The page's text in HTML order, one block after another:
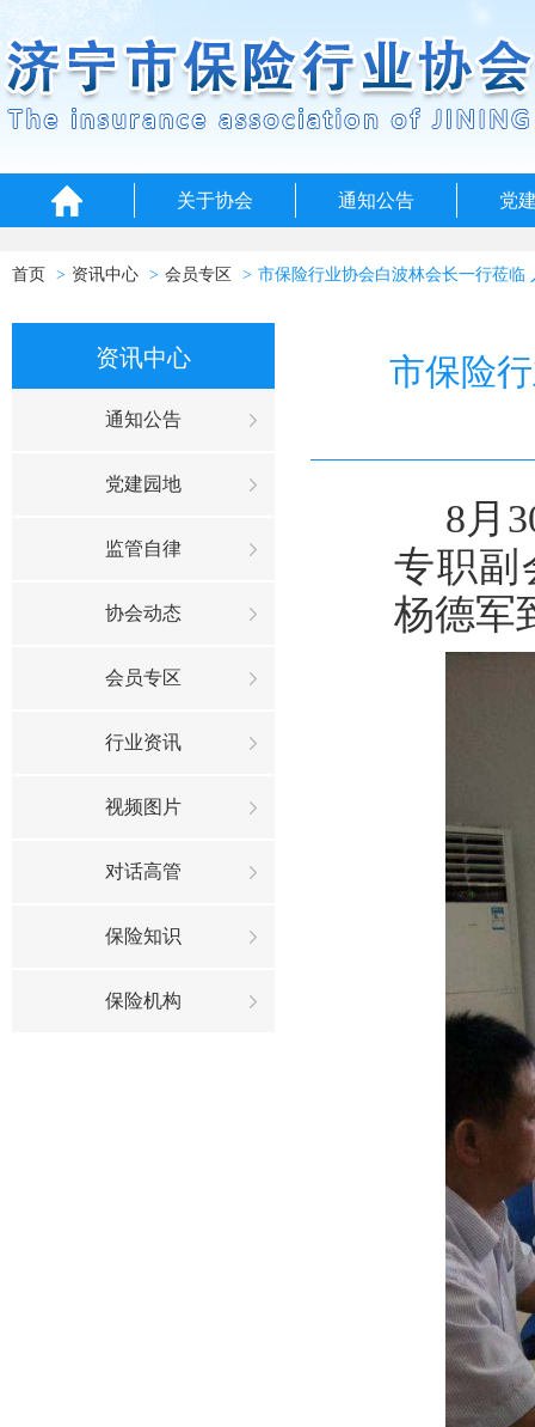
关于协会 通知公告 党
首页 资讯中心 会员专区 市保险行业协会白波林会长一行莅临
资讯中心
通知公告
党建园地
监管自律
协会动态
会员专区
行业资讯
视频图片
对话高管
保险知识
保险机构
市保险
8月
专职副
杨德军